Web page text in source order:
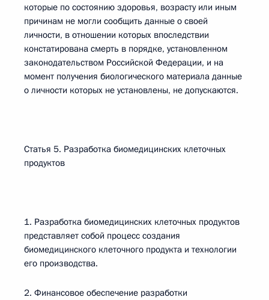
которые по состоянию здоровья, возрасту или иным
причинам не могли сообщить данные о своей
личности, в отношении которых впоследствии
констатирована смерть в порядке, установленном
законодательством Российской Федерации, и на
момент получения биологического материала данные
о личности которых не установлены, не допускаются.
Статья 5. Разработка биомедицинских клеточных
продуктов
1. Разработка биомедицинских клеточных продуктов
представляет собой процесс создания
биомедицинского клеточного продукта и технологии
его производства.
2. Финансовое обеспечение разработки